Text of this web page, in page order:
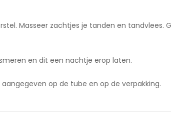
Masseer zachtjes je tanden en tandvlees.
en dit een nachtje erop laten.
op de tube en op de verpakking.